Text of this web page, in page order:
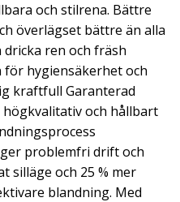
och stilrena. Bättre
överlägset bättre än alla
dricka ren och fräsh
för hygiensäkerhet och
kraftfull Garanterad
och hållbart
problemfri drift och
silläge och 25 % mer
blandning. Med